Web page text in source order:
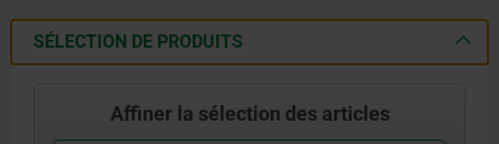
SÉLECTION DE PRODUITS
Affiner la sélection des articles